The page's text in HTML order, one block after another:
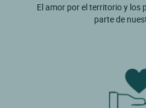
El amor por el territorio y los
parte de